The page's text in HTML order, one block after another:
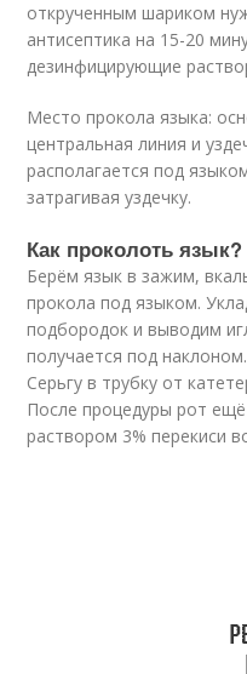
открученным шариком
антисептика на 15-20
дезинфицирующие
Место прокола языка:
центральная линия и
располагается под
затрагивая уздечку.
Как проколоть язык?
Берём язык в зажим,
прокола под языком.
подбородок и выводим
получается под
Серьгу в трубку от
После процедуры рот
раствором 3% перекиси